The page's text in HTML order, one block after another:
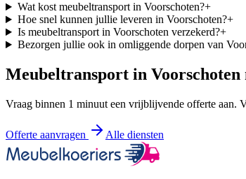
Wat kost meubeltransport in Voorschoten?+
Hoe snel kunnen jullie leveren in Voorschoten?+
Is meubeltransport in Voorschoten verzekerd?+
Bezorgen jullie ook in omliggende dorpen van
Meubeltransport in Voorschoten
Vraag binnen 1 minuut een vrijblijvende offerte aan.
Offerte aanvragen Alle diensten